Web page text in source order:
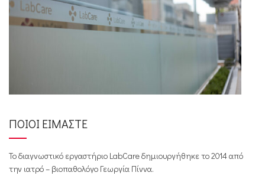
ΠΟΙΟΙ ΕΙΜΑΣΤΕ
Το διαγνωστικό εργαστήριο LabCare δημιουργήθηκε το 2014 από
την ιατρό – βιοπαθολόγο Γεωργία Πίννα.